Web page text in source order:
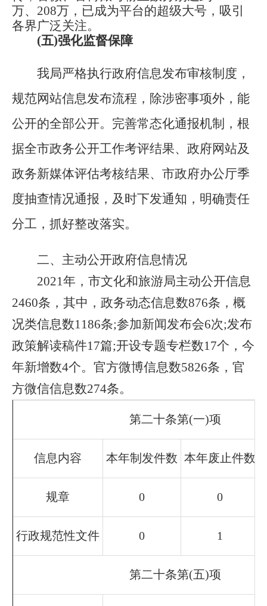
万、208万，已成为平台的超级大号，吸引
各界广泛关注。
(五)强化监督保障
我局严格执行政府信息发布审核制度，
规范网站信息发布流程，除涉密事项外，能
公开的全部公开。完善常态化通报机制，根
据全市政务公开工作考评结果、政府网站及
政务新媒体评估考核结果、市政府办公厅季
度抽查情况通报，及时下发通知，明确责任
分工，抓好整改落实。
二、主动公开政府信息情况
2021年，市文化和旅游局主动公开信息
2460条，其中，政务动态信息数876条，概
况类信息数1186条;参加新闻发布会6次;发布
政策解读稿件17篇;开设专题专栏数17个，今
年新增数4个。官方微博信息数5826条，官
方微信信息数274条。
第二十条第(一)项
信息内容 本年制发件数 本年废止件数
规章 0 0
行政规范性文件 0 1
第二十条第(五)项